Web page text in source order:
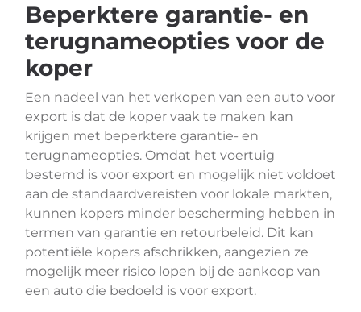
Beperktere garantie- en
terugnameopties voor de
koper
Een nadeel van het verkopen van een auto voor
export is dat de koper vaak te maken kan
krijgen met beperktere garantie- en
terugnameopties. Omdat het voertuig
bestemd is voor export en mogelijk niet voldoet
aan de standaardvereisten voor lokale markten,
kunnen kopers minder bescherming hebben in
termen van garantie en retourbeleid. Dit kan
potentiële kopers afschrikken, aangezien ze
mogelijk meer risico lopen bij de aankoop van
een auto die bedoeld is voor export.